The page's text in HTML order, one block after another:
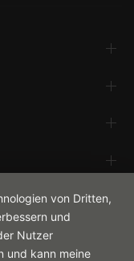
von Dritten,
und
Nutzer
und kann meine